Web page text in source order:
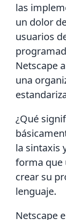
las
un dolor
usuarios
Netscape
una
¿Qué
la sintaxis
forma que
crear su
lenguaje.
Netscape